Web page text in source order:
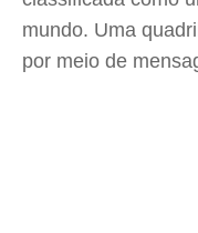
mundo. Uma
por meio de